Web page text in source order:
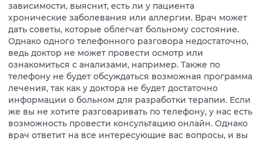
зависимости, выяснит, есть ли у пациента
хронические заболевания или аллергии. Врач может
дать советы, которые облегчат больному состояние.
Однако одного телефонного разговора недостаточно,
ведь доктор не может провести осмотр или
ознакомиться с анализами, например. Также по
телефону не будет обсуждаться возможная программа
лечения, так как у доктора не будет достаточно
информации о больном для разработки терапии. Если
же вы не хотите разговаривать по телефону, у нас есть
возможность провести консультацию онлайн. Однако
врач ответит на все интересующие вас вопросы, и вы